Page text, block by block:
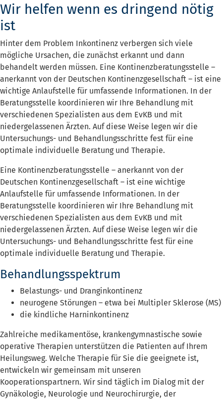
Wir helfen wenn es dringend nötig
ist
Hinter dem Problem Inkontinenz verbergen sich viele
mögliche Ursachen, die zunächst erkannt und dann
behandelt werden müssen. Eine Kontinenzberatungsstelle –
anerkannt von der Deutschen Kontinenzgesellschaft – ist eine
wichtige Anlaufstelle für umfassende Informationen. In der
Beratungsstelle koordinieren wir Ihre Behandlung mit
verschiedenen Spezialisten aus dem EvKB und mit
niedergelassenen Ärzten. Auf diese Weise legen wir die
Untersuchungs- und Behandlungsschritte fest für eine
optimale individuelle Beratung und Therapie.
Eine Kontinenzberatungsstelle – anerkannt von der
Deutschen Kontinenzgesellschaft – ist eine wichtige
Anlaufstelle für umfassende Informationen. In der
Beratungsstelle koordinieren wir Ihre Behandlung mit
verschiedenen Spezialisten aus dem EvKB und mit
niedergelassenen Ärzten. Auf diese Weise legen wir die
Untersuchungs- und Behandlungsschritte fest für eine
optimale individuelle Beratung und Therapie.
Behandlungsspektrum
Belastungs- und Dranginkontinenz
neurogene Störungen – etwa bei Multipler Sklerose (MS)
die kindliche Harninkontinenz
Zahlreiche medikamentöse, krankengymnastische sowie
operative Therapien unterstützen die Patienten auf Ihrem
Heilungsweg. Welche Therapie für Sie die geeignete ist,
entwickeln wir gemeinsam mit unseren
Kooperationspartnern. Wir sind täglich im Dialog mit der
Gynäkologie, Neurologie und Neurochirurgie, der